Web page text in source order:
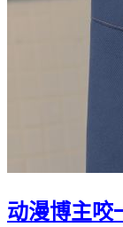
动漫博主咬